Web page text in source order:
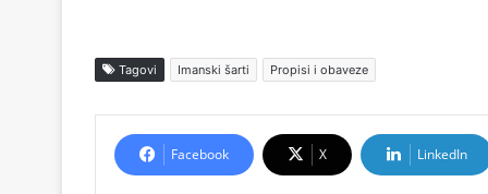
Tagovi Imanski šarti Propisi i obaveze
Facebook X LinkedIn